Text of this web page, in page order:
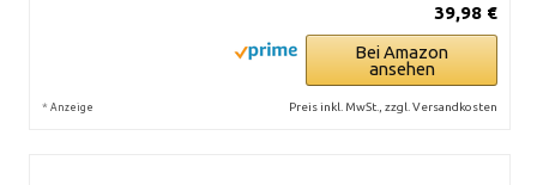
39,98 €
Bei Amazon
ansehen
* Anzeige Preis inkl. MwSt., zzgl. Versandkosten